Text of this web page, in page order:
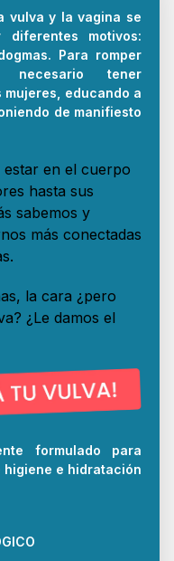
vulva y la vagina se
motivos:
Para romper
tener
educando a
de manifiesto
estar en el cuerpo
hasta sus
sabemos y
más conectadas
la cara ¿pero
¿Le damos el
formulado para
e hidratación